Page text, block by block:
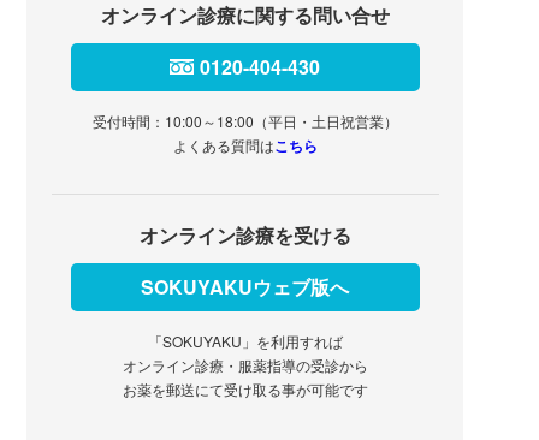
オンライン診療に関する問い合せ
0120-404-430
受付時間：10:00～18:00（平日・土日祝営業）
よくある質問はこちら
オンライン診療を受ける
SOKUYAKUウェブ版へ
「SOKUYAKU」を利用すれば
オンライン診療・服薬指導の受診から
お薬を郵送にて受け取る事が可能です